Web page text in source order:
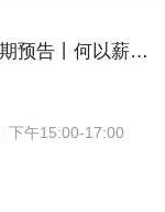
预告丨何以薪火
本的比喻论证
下午15:00-17:00